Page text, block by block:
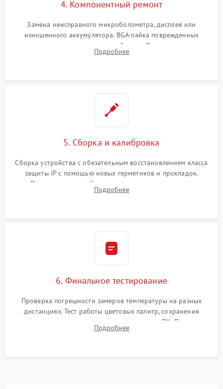
4. Компонентный ремонт
Замена неисправного микроболометра, дисплея или
изношенного аккумулятора. BGA-пайка поврежденных
контроллеров на материнской плате. Восстановление
разъемов и кнопок, замена поврежденных элементов
Подробнее
5. Сборка и калибровка
Сборка устройства с обязательным восстановлением класса
защиты IP с помощью новых герметиков и прокладок.
Программная калибровка матрицы по эталонному
абсолютно черному телу для точного измерения температур.
Подробнее
6. Финальное тестирование
Проверка погрешности замеров температуры на разных
дистанциях. Тест работы цветовых палитр, сохранения
термограмм в память и передачи данных на ПК. Проверка
автономности работы и итоговый контроль качества.
Подробнее